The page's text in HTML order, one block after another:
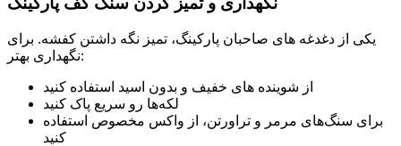
یکی از دغدغه‌ های صاحبان پارکینگ، تمیز نگه داشتن کفشه. برای
نگهداری بهتر:
از شوینده ‌های خفیف و بدون اسید استفاده کنید
لکه‌ها رو سریع پاک کنید
برای سنگ‌های مرمر و تراورتن، از واکس مخصوص استفاده
کنید